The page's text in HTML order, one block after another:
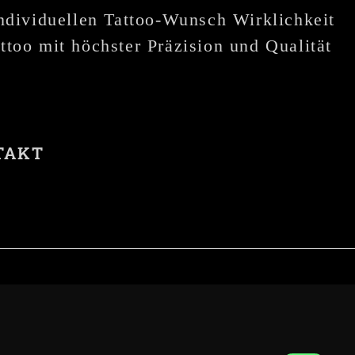
Tattoo-Wunsch Wirklichkeit
mit höchster Präzision und Qualität